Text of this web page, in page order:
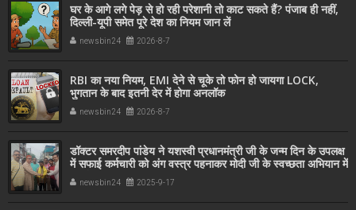
घर के आगे लगे पेड़ से हो रही परेशानी तो काट सकते हैं? पंजाब ही नहीं,
दिल्‍ली-यूपी समेत पूरे देश का नियम जान लें
newsbin24 2026-8-7
RBI का नया नियम, EMI देने से चूके तो फोन हो जायगा LOCK,
भुगतान के बाद इतनी देर में होगा अनलॉक
newsbin24 2026-8-7
डॉक्टर समरदीप पांडेय ने यशस्वी प्रधानमंत्री जी के जन्म दिन के उपलक्ष
में सफाई कर्मचारी को अंग वस्त्र पहनाकर मोदी जी के स्वच्छता अभियान में
सहयोग किया
newsbin24 2025-9-17